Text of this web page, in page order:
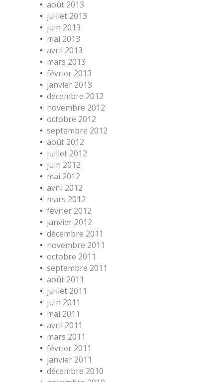
août 2013
juillet 2013
juin 2013
mai 2013
avril 2013
mars 2013
février 2013
janvier 2013
décembre 2012
novembre 2012
octobre 2012
septembre 2012
août 2012
juillet 2012
juin 2012
mai 2012
avril 2012
mars 2012
février 2012
janvier 2012
décembre 2011
novembre 2011
octobre 2011
septembre 2011
août 2011
juillet 2011
juin 2011
mai 2011
avril 2011
mars 2011
février 2011
janvier 2011
décembre 2010